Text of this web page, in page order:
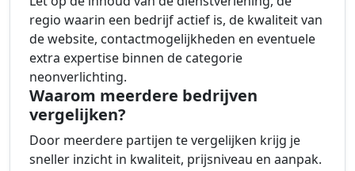
regio waarin een bedrijf actief is, de kwaliteit van
de website, contactmogelijkheden en eventuele
extra expertise binnen de categorie
neonverlichting.
Waarom meerdere bedrijven
vergelijken?
Door meerdere partijen te vergelijken krijg je
sneller inzicht in kwaliteit, prijsniveau en aanpak.